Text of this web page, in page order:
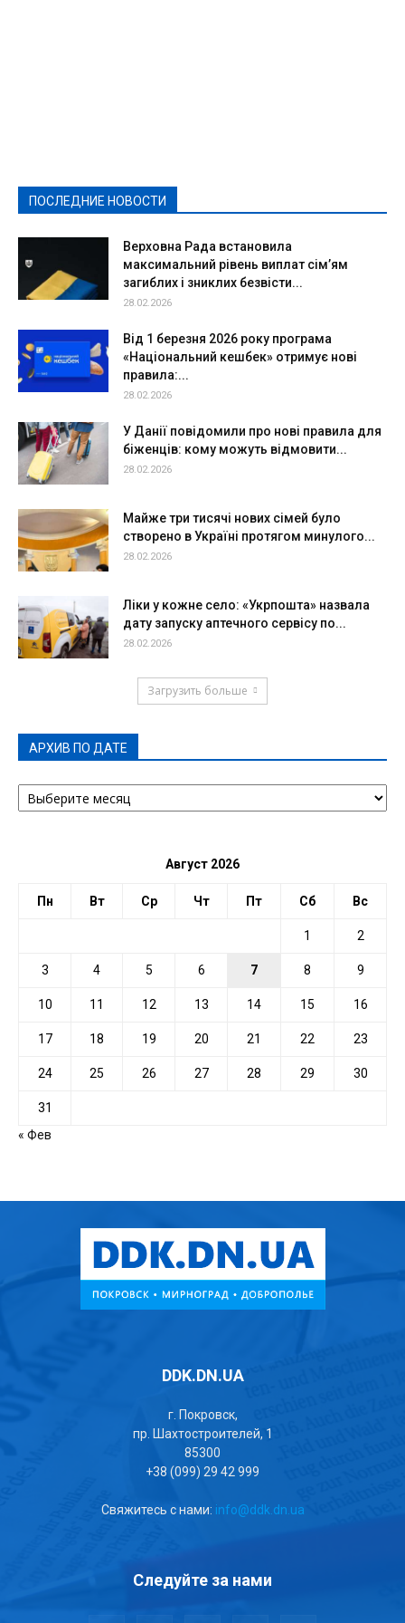
ПОСЛЕДНИЕ НОВОСТИ
Верховна Рада встановила
максимальний рівень виплат сім’ям
загиблих і зниклих безвісти...
28.02.2026
Від 1 березня 2026 року програма
«Національний кешбек» отримує нові
правила:...
28.02.2026
У Данії повідомили про нові правила для
біженців: кому можуть відмовити...
28.02.2026
Майже три тисячі нових сімей було
створено в Україні протягом минулого...
28.02.2026
Ліки у кожне село: «Укрпошта» назвала
дату запуску аптечного сервісу по...
28.02.2026
Загрузить больше
АРХИВ ПО ДАТЕ
АРХИВ
ПО
Август 2026
Пн Вт Ср Чт Пт Сб Вс
1 2
3 4 5 6 7 8 9
10 11 12 13 14 15 16
17 18 19 20 21 22 23
24 25 26 27 28 29 30
31
« Фев
DDK.DN.UA
г. Покровск,
пр. Шахтостроителей, 1
85300
+38 (099) 29 42 999
Свяжитесь с нами: info@ddk.dn.ua
Следуйте за нами